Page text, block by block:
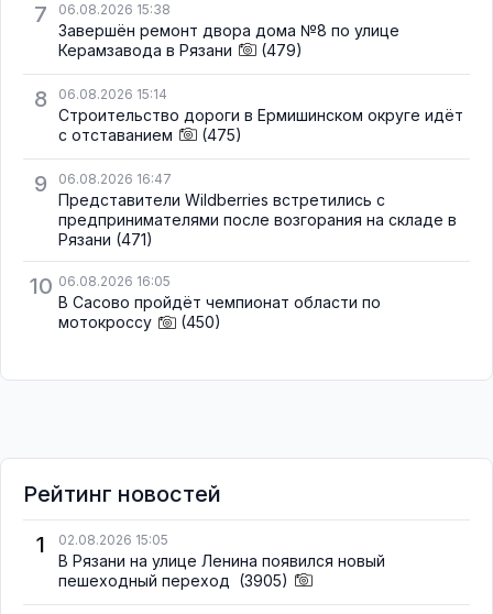
7 06.08.2026 15:38
Завершён ремонт двора дома №8 по улице
Керамзавода в Рязани
(479)
8 06.08.2026 15:14
Строительство дороги в Ермишинском округе идёт
с отставанием
(475)
9 06.08.2026 16:47
Представители Wildberries встретились с
предпринимателями после возгорания на складе в
Рязани (471)
10 06.08.2026 16:05
В Сасово пройдёт чемпионат области по
мотокроссу
(450)
Рейтинг новостей
1
02.08.2026 15:05
В Рязани на улице Ленина появился новый
пешеходный переход (3905)